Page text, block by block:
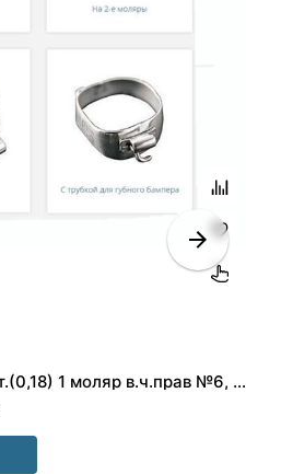
479-0006 Кольцо орт.(0,18) 1 моляр в.ч.прав №6, ORMCO